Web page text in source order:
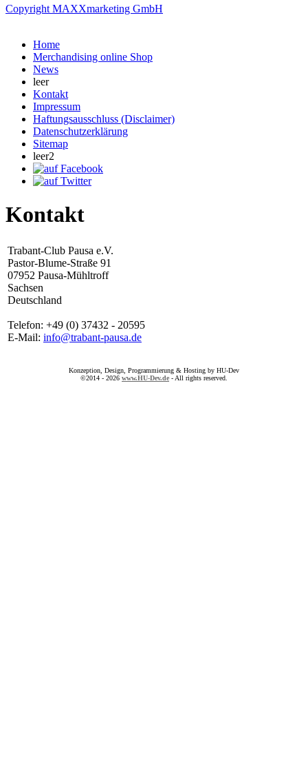
Copyright MAXXmarketing GmbH
Home
Merchandising online Shop
News
leer
Kontakt
Impressum
Haftungsausschluss (Disclaimer)
Datenschutzerklärung
Sitemap
leer2
Kontakt
Trabant-Club Pausa e.V.
Pastor-Blume-Straße 91
07952 Pausa-Mühltroff
Sachsen
Deutschland
Telefon: +49 (0) 37432 - 20595
E-Mail: info@trabant-pausa.de
Konzeption, Design, Programmierung & Hosting by HU-Dev
©2014 - 2026 www.HU-Dev.de - All rights reserved.